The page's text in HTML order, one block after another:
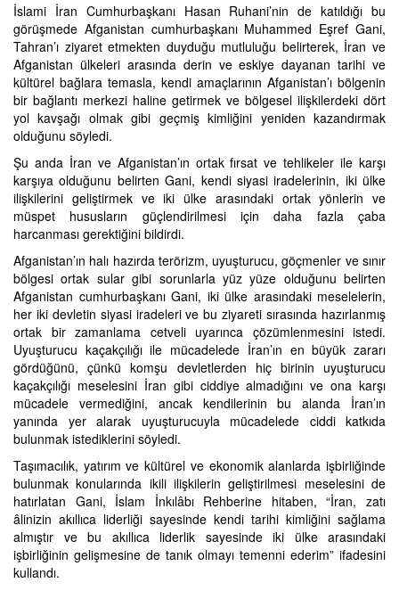
İslami İran Cumhurbaşkanı Hasan Ruhani’nin de katıldığı bu
görüşmede Afganistan cumhurbaşkanı Muhammed Eşref Gani,
Tahran’ı ziyaret etmekten duyduğu mutluluğu belirterek, İran ve
Afganistan ülkeleri arasında derin ve eskiye dayanan tarihi ve
kültürel bağlara temasla, kendi amaçlarının Afganistan’ı bölgenin
bir bağlantı merkezi haline getirmek ve bölgesel ilişkilerdeki dört
yol kavşağı olmak gibi geçmiş kimliğini yeniden kazandırmak
olduğunu söyledi.
Şu anda İran ve Afganistan’ın ortak fırsat ve tehlikeler ile karşı
karşıya olduğunu belirten Gani, kendi siyasi iradelerinin, iki ülke
ilişkilerini geliştirmek ve iki ülke arasındaki ortak yönlerin ve
müspet hususların güçlendirilmesi için daha fazla çaba
harcanması gerektiğini bildirdi.
Afganistan’ın halı hazırda terörizm, uyuşturucu, göçmenler ve sınır
bölgesi ortak sular gibi sorunlarla yüz yüze olduğunu belirten
Afganistan cumhurbaşkanı Gani, iki ülke arasındaki meselelerin,
her iki devletin siyasi iradeleri ve bu ziyareti sırasında hazırlanmış
ortak bir zamanlama cetveli uyarınca çözümlenmesini istedi.
Uyuşturucu kaçakçılığı ile mücadelede İran’ın en büyük zararı
gördüğünü, çünkü komşu devletlerden hiç birinin uyuşturucu
kaçakçılığı meselesini İran gibi ciddiye almadığını ve ona karşı
mücadele vermediğini, ancak kendilerinin bu alanda İran’ın
yanında yer alarak uyuşturucuyla mücadelede ciddi katkıda
bulunmak istediklerini söyledi.
Taşımacılık, yatırım ve kültürel ve ekonomik alanlarda işbirliğinde
bulunmak konularında ikili ilişkilerin geliştirilmesi meselesini de
hatırlatan Gani, İslam İnkılâbı Rehberine hitaben, “İran, zatı
âlinizin akıllıca liderliği sayesinde kendi tarihi kimliğini sağlama
almıştır ve bu akıllıca liderlik sayesinde iki ülke arasındaki
işbirliğinin gelişmesine de tanık olmayı temenni ederim” ifadesini
kullandı.